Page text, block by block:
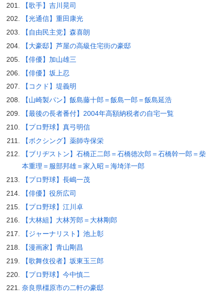
【歌手】吉川晃司
【光通信】重田康光
【自由民主党】森喜朗
【大豪邸】芦屋の高級住宅街の豪邸
【俳優】加山雄三
【俳優】坂上忍
【コクド】堤義明
【山崎製パン】飯島藤十郎＝飯島一郎＝飯島延浩
【最後の長者番付】2004年高額納税者の自宅一覧
【プロ野球】真弓明信
【ボクシング】薬師寺保栄
【ブリヂストン】石橋正二郎＝石橋徳次郎＝石橋幹一郎＝柴
本重理＝服部邦雄＝家入昭＝海埼洋一郎
【プロ野球】長嶋一茂
【俳優】役所広司
【プロ野球】江川卓
【大林組】大林芳郎＝大林剛郎
【ジャーナリスト】池上彰
【漫画家】青山剛昌
【歌舞伎役者】坂東玉三郎
【プロ野球】今中慎二
奈良県橿原市の二軒の豪邸